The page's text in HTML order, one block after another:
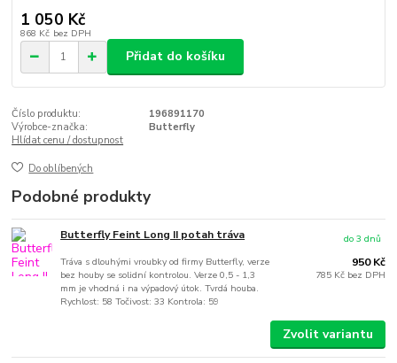
1 050 Kč
868 Kč bez DPH
Přidat do košíku
Číslo produktu:
196891170
Výrobce-značka:
Butterfly
Hlídat cenu / dostupnost
Do oblíbených
Podobné produkty
Butterfly Feint Long II potah tráva
Tráva s dlouhými vroubky od firmy Butterfly, verze
bez houby se solidní kontrolou. Verze 0,5 - 1,3
mm je vhodná i na výpadový útok. Tvrdá houba.
Rychlost: 58 Točivost: 33 Kontrola: 59
950 Kč
785 Kč bez DPH
do 3 dnů
Zvolit variantu